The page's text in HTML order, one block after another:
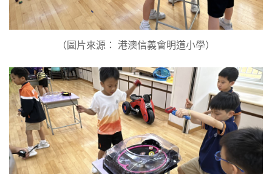
（圖片來源： 港澳信義會明道小學）